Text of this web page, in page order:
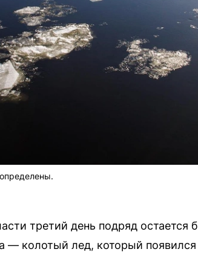
третий день подряд остается
— колотый лед, который